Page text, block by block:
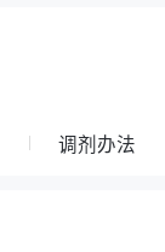
调剂办法